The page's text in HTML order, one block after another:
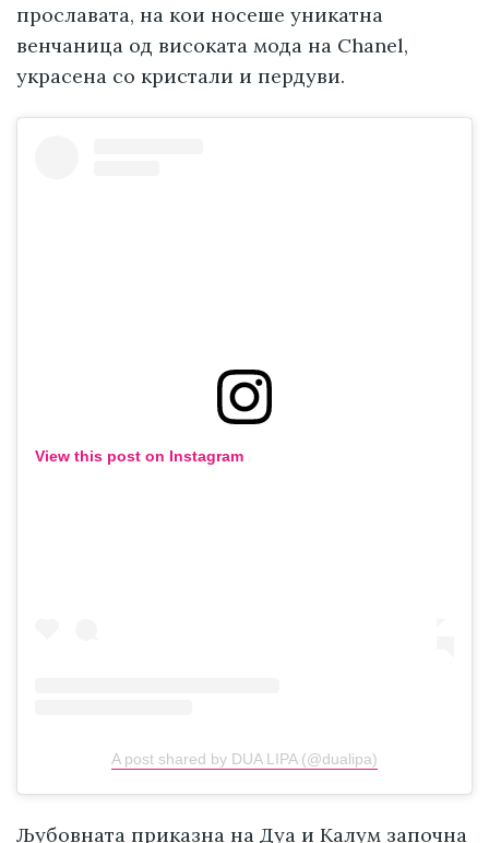
прославата, на кои носеше уникатна
венчаница од високата мода на Chanel,
украсена со кристали и пердуви.
View this post on Instagram
A post shared by DUA LIPA (@dualipa)
Љубовната приказна на Дуа и Калум започна